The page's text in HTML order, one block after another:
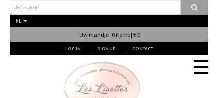
NL
Uw mandje: 0 items | € 0
LOG IN SIGN UP CONTACT